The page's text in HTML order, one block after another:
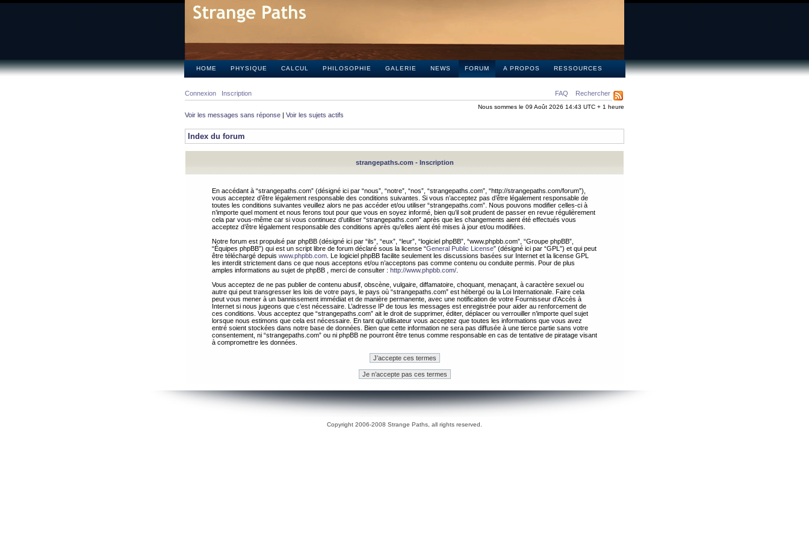
HOME PHYSIQUE CALCUL PHILOSOPHIE GALERIE NEWS FORUM A PROPOS RESSOURCES
FAQ Rechercher
Connexion Inscription
Nous sommes le 09 Août 2026 14:43 UTC + 1 heure
Voir les messages sans réponse | Voir les sujets actifs
Index du forum
strangepaths.com - Inscription
En accédant à “strangepaths.com” (désigné ici par “nous”, “notre”, “nos”, “strangepaths.com”, “http://strangepaths.com/forum”),
vous acceptez d’être légalement responsable des conditions suivantes. Si vous n’acceptez pas d’être légalement responsable de
toutes les conditions suivantes veuillez alors ne pas accéder et/ou utiliser “strangepaths.com”. Nous pouvons modifier celles-ci à
n’importe quel moment et nous ferons tout pour que vous en soyez informé, bien qu’il soit prudent de passer en revue régulièrement
cela par vous-même car si vous continuez d’utiliser “strangepaths.com” après que les changements aient été effectués vous
acceptez d’être légalement responsable des conditions après qu’elles aient été mises à jour et/ou modifiées.
Notre forum est propulsé par phpBB (désigné ici par “ils”, “eux”, “leur”, “logiciel phpBB”, “www.phpbb.com”, “Groupe phpBB”,
“Équipes phpBB”) qui est un script libre de forum déclaré sous la license “General Public License” (désigné ici par “GPL”) et qui peut
être téléchargé depuis www.phpbb.com . Le logiciel phpBB facilite seulement les discussions basées sur Internet et la license GPL
les interdit strictement dans ce que nous acceptons et/ou n’acceptons pas comme contenu ou conduite permis. Pour de plus
amples informations au sujet de phpBB , merci de consulter : http://www.phpbb.com/
Vous acceptez de ne pas publier de contenu abusif, obscène, vulgaire, diffamatoire, choquant, menaçant, à caractère sexuel ou
autre qui peut transgresser les lois de votre pays, le pays où “strangepaths.com” est hébergé ou la Loi Internationale. Faire cela
peut vous mener à un bannissement immédiat et de manière permanente, avec une notification de votre Fournisseur d’Accès à
Internet si nous jugeons que c’est nécessaire. L’adresse IP de tous les messages est enregistrée pour aider au renforcement de
ces conditions. Vous acceptez que “strangepaths.com” ait le droit de supprimer, éditer, déplacer ou verrouiller n’importe quel sujet
lorsque nous estimons que cela est nécessaire. En tant qu’utilisateur vous acceptez que toutes les informations que vous avez
entré soient stockées dans notre base de données. Bien que cette information ne sera pas diffusée à une tierce partie sans votre
consentement, ni “strangepaths.com” ou ni phpBB ne pourront être tenus comme responsable en cas de tentative de piratage visant
à compromettre les données.
Copyright 2006-2008 Strange Paths, all rights reserved.